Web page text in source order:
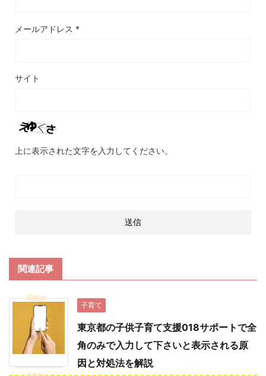
メールアドレス *
サイト
上に表示された文字を入力してください。
関連記事
子育て
東京都の子供子育て支援018サポートで全
角のみで入力して下さいと表示される原
因と対処法を解説